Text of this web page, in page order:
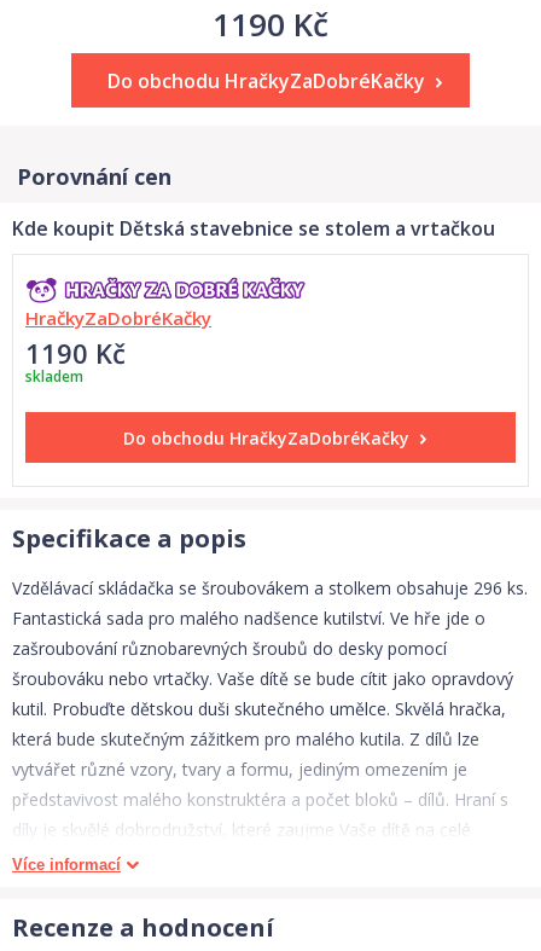
1190 Kč
Do obchodu HračkyZaDobréKačky
Porovnání cen
Kde koupit Dětská stavebnice se stolem a vrtačkou
HračkyZaDobréKačky
1190 Kč
skladem
Do obchodu HračkyZaDobréKačky
Specifikace a popis
Vzdělávací skládačka se šroubovákem a stolkem obsahuje 296 ks.
Fantastická sada pro malého nadšence kutilství. Ve hře jde o
zašroubování různobarevných šroubů do desky pomocí
šroubováku nebo vrtačky. Vaše dítě se bude cítit jako opravdový
kutil. Probuďte dětskou duši skutečného umělce. Skvělá hračka,
která bude skutečným zážitkem pro malého kutila. Z dílů lze
vytvářet různé vzory, tvary a formu, jediným omezením je
představivost malého konstruktéra a počet bloků – dílů. Hraní s
díly je skvělé dobrodružství, které zaujme Vaše dítě na celé
hodiny. Možnost vytvoření jedinečné budovy poskytne Vašemu
zabaví na dlouhé hodiny a poskytne mu spoustu fascinující
Více informací
Recenze a hodnocení